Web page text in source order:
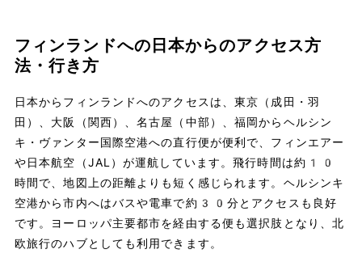
フィンランドへの日本からのアクセス方
法・行き方
日本からフィンランドへのアクセスは、東京（成田・羽
田）、大阪（関西）、名古屋（中部）、福岡からヘルシン
キ・ヴァンター国際空港への直行便が便利で、フィンエアー
や日本航空（JAL）が運航しています。飛行時間は約10
時間で、地図上の距離よりも短く感じられます。ヘルシンキ
空港から市内へはバスや電車で約30分とアクセスも良好
です。ヨーロッパ主要都市を経由する便も選択肢となり、北
欧旅行のハブとしても利用できます。